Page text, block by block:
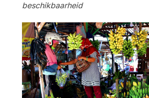
beschikbaarheid